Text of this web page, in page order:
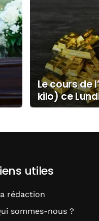
Le cours de
kilo) ce
utiles
rédaction
sommes-nous ?